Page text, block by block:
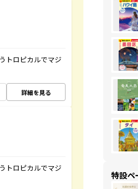
トロピカルでマジ
詳細を見る
トロピカルでマジ
特設ペ